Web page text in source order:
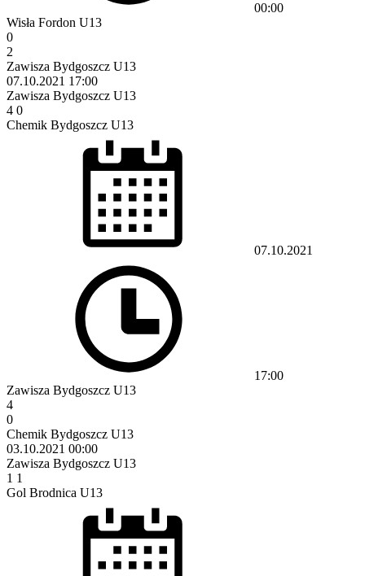
00:00
Wisła Fordon U13
0
2
Zawisza Bydgoszcz U13
07.10.2021 17:00
Zawisza Bydgoszcz U13
4 0
Chemik Bydgoszcz U13
07.10.2021
17:00
Zawisza Bydgoszcz U13
4
0
Chemik Bydgoszcz U13
03.10.2021 00:00
Zawisza Bydgoszcz U13
1 1
Gol Brodnica U13